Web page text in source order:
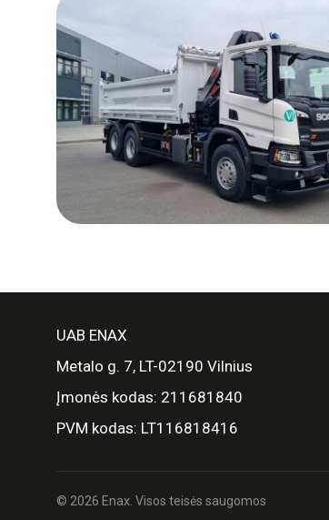
UAB ENAX
Metalo g. 7, LT-02190 Vilnius
Įmonės kodas: 211681840
PVM kodas: LT116818416
© 2026 Enax. Visos teisės saugomos